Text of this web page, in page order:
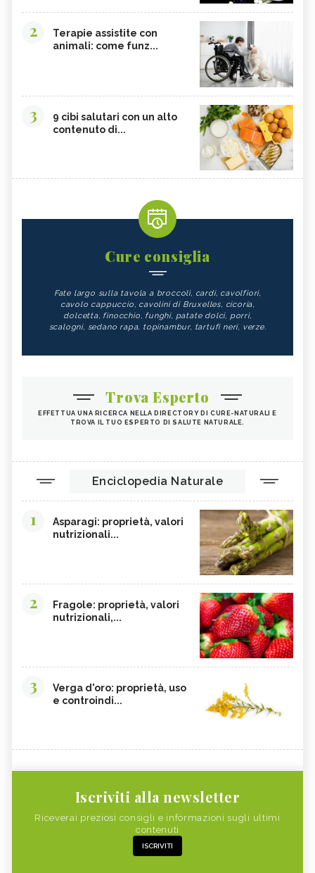
2
Terapie assistite con
animali: come funz...
3
9 cibi salutari con un alto
contenuto di...
Cure consiglia
Fate largo sulla tavola a broccoli, cardi, cavolfiori,
cavolo cappuccio, cavolini di Bruxelles, cicoria,
dolcetta, finocchio, funghi, patate dolci, porri,
scalogni, sedano rapa, topinambur, tartufi neri, verze.
Trova Esperto
EFFETTUA UNA RICERCA NELLA DIRECTORY DI CURE-NATURALI E
TROVA IL TUO ESPERTO DI SALUTE NATURALE.
Enciclopedia Naturale
1
Asparagi: proprietà, valori
nutrizionali...
2
Fragole: proprietà, valori
nutrizionali,...
3
Verga d'oro: proprietà, uso
e controindi...
Iscriviti alla newsletter
Riceverai preziosi consigli e informazioni sugli ultimi
contenuti
ISCRIVITI